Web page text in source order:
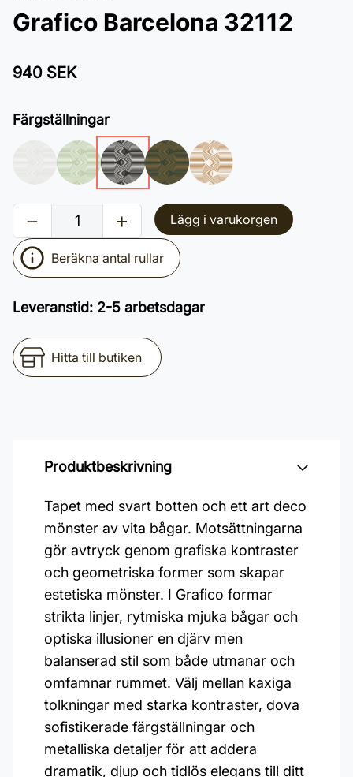
Grafico Barcelona 32112
940 SEK
Färgställningar
Lägg i varukorgen
Beräkna antal rullar
Leveranstid: 2-5 arbetsdagar
Hitta till butiken
Produktbeskrivning
Tapet med svart botten och ett art deco
mönster av vita bågar. Motsättningarna
gör avtryck genom grafiska kontraster
och geometriska former som skapar
estetiska mönster. I Grafico formar
strikta linjer, rytmiska mjuka bågar och
optiska illusioner en djärv men
balanserad stil som både utmanar och
omfamnar rummet. Välj mellan kaxiga
tolkningar med starka kontraster, dova
sofistikerade färgställningar och
metalliska detaljer för att addera
dramatik, djup och tidlös elegans till ditt